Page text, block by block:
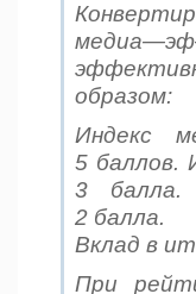
медиа—эф
образом:
Индекс
5 баллов.
3 балла.
2 балла.
Вклад в
При